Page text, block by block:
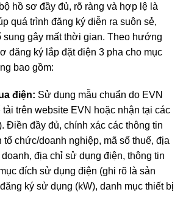
hồ sơ đầy đủ, rõ ràng và hợp lệ là
quá trình đăng ký diễn ra suôn sẻ,
sung gây mất thời gian. Theo hướng
đăng ký lắp đặt điện 3 pha cho mục
bao gồm:
điện: Sử dụng mẫu chuẩn do EVN
tải trên website EVN hoặc nhận tại các
Điền đầy đủ, chính xác các thông tin
tổ chức/doanh nghiệp, mã số thuế, địa
địa chỉ sử dụng điện, thông tin
đích sử dụng điện (ghi rõ là sản
ký sử dụng (kW), danh mục thiết bị